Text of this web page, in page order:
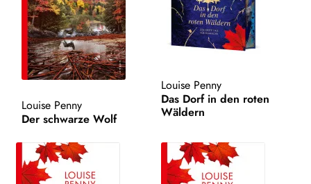
WEITERE VERLAGE
Search:
Louise Penny
Der schwarze Wolf
Louise Penny
Das Dorf in den roten
Wäldern